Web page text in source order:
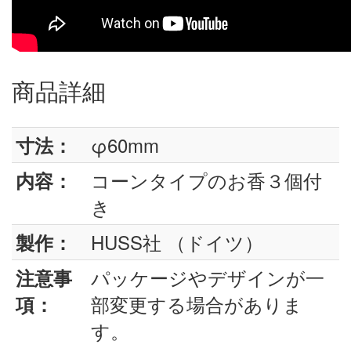
商品詳細
寸法： φ60mm
内容：
コーンタイプのお香３個付
き
製作： HUSS社 （ドイツ）
注意事
項：
パッケージやデザインが一
部変更する場合がありま
す。